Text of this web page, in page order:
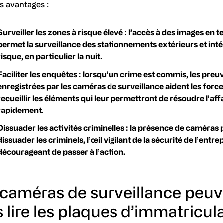
avantages :
les zones à risque élevé : l’accès à des images en
la surveillance des stationnements extérieurs et
en particulier la nuit.
les enquêtes : lorsqu’un crime est commis, les
par les caméras de surveillance aident les
les éléments qui leur permettront de résoudre
les activités criminelles : la présence de caméras
les criminels, l’œil vigilant de la sécurité de
de passer à l’action.
de surveillance
lire les plaques